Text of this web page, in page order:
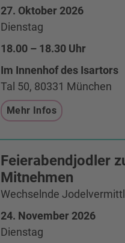
27. Oktober 2026
Dienstag
18.00 – 18.30 Uhr
Im Innenhof des Isartors
Tal 50, 80331 München
Mehr Infos
Feierabendjodler
Mitnehmen
Wechselnde
24. November 2026
Dienstag